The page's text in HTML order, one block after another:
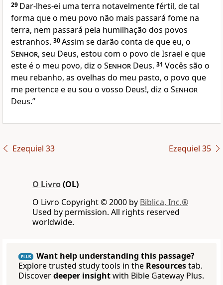
29 Dar-lhes-ei uma terra notavelmente fértil, de tal
forma que o meu povo não mais passará fome na
terra, nem passará pela humilhação dos povos
estranhos. 30Assim se darão conta de que eu, o
Senhor, seu Deus, estou com o povo de Israel e que
este é o meu povo, diz o Senhor Deus. 31 Vocês são o
meu rebanho, as ovelhas do meu pasto, o povo que
me pertence e eu sou o vosso Deus!, diz o Senhor
Deus.”
Ezequiel 33 Ezequiel 35
O Livro(OL)
O Livro Copyright © 2000 by Biblica, Inc.®
Used by permission. All rights reserved
worldwide.
PLUS
Want help understanding this passage?
Explore trusted study tools in the Resourcestab.
Discoverdeeper insightwith Bible Gateway Plus.